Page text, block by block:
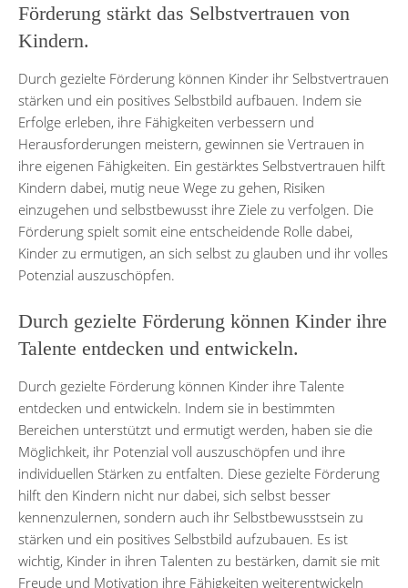
Förderung stärkt das Selbstvertrauen von
Kindern.
Durch gezielte Förderung können Kinder ihr Selbstvertrauen
stärken und ein positives Selbstbild aufbauen. Indem sie
Erfolge erleben, ihre Fähigkeiten verbessern und
Herausforderungen meistern, gewinnen sie Vertrauen in
ihre eigenen Fähigkeiten. Ein gestärktes Selbstvertrauen hilft
Kindern dabei, mutig neue Wege zu gehen, Risiken
einzugehen und selbstbewusst ihre Ziele zu verfolgen. Die
Förderung spielt somit eine entscheidende Rolle dabei,
Kinder zu ermutigen, an sich selbst zu glauben und ihr volles
Potenzial auszuschöpfen.
Durch gezielte Förderung können Kinder ihre
Talente entdecken und entwickeln.
Durch gezielte Förderung können Kinder ihre Talente
entdecken und entwickeln. Indem sie in bestimmten
Bereichen unterstützt und ermutigt werden, haben sie die
Möglichkeit, ihr Potenzial voll auszuschöpfen und ihre
individuellen Stärken zu entfalten. Diese gezielte Förderung
hilft den Kindern nicht nur dabei, sich selbst besser
kennenzulernen, sondern auch ihr Selbstbewusstsein zu
stärken und ein positives Selbstbild aufzubauen. Es ist
wichtig, Kinder in ihren Talenten zu bestärken, damit sie mit
Freude und Motivation ihre Fähigkeiten weiterentwickeln